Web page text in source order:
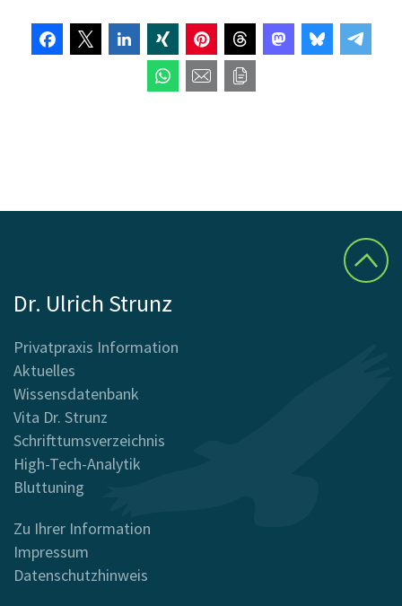
Dr. Ulrich Strunz
Privatpraxis Information
Aktuelles
Wissensdatenbank
Vita Dr. Strunz
Schrifttumsverzeichnis
High-Tech-Analytik
Bluttuning
Zu Ihrer Information
Impressum
Datenschutzhinweis